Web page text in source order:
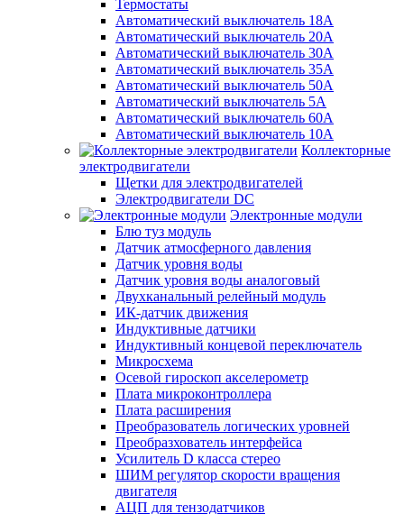
Термостаты
Автоматический выключатель 18А
Автоматический выключатель 20А
Автоматический выключатель 30А
Автоматический выключатель 35А
Автоматический выключатель 50А
Автоматический выключатель 5А
Автоматический выключатель 60А
Автоматический выключатель 10А
Коллекторные
электродвигатели
Щетки для электродвигателей
Электродвигатели DC
Электронные модули
Блю туз модуль
Датчик атмосферного давления
Датчик уровня воды
Датчик уровня воды аналоговый
Двухканальный релейный модуль
ИК-датчик движения
Индуктивные датчики
Индуктивный концевой переключатель
Микросхема
Осевой гироскоп акселерометр
Плата микроконтроллера
Плата расширения
Преобразователь логических уровней
Преобразхователь интерфейса
Усилитель D класса стерео
ШИМ регулятор скорости вращения
двигателя
АЦП для тензодатчиков